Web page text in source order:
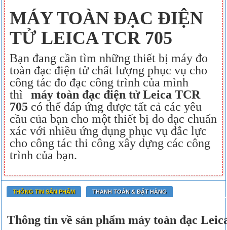
MÁY TOÀN ĐẠC ĐIỆN
TỬ LEICA TCR 705
Bạn đang cần tìm những thiết bị máy đo
toàn đạc điện tử chất lượng phục vụ cho
công tác đo đạc công trình của mình
thì
máy toàn đạc điện tử Leica TCR
705 có thể đáp ứng được tất cả các yêu
cầu của bạn cho một thiết bị đo đạc chuẩn
xác với nhiều ứng dụng phục vụ đắc lực
cho công tác thi công xây dựng các công
trình của bạn.
THÔNG TIN SẢN PHẨM THANH TOÁN & ĐẶT HÀNG
Thông tin về sản phẩm máy toàn đạc